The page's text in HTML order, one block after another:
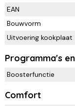
EAN
Bouwvorm
Uitvoering kookplaat
Programma's
Boosterfunctie
Comfort